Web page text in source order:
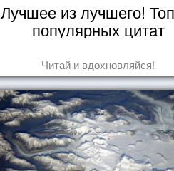
Лучшее из лучшего!
популярных цитат
Читай и вдохновляйся!